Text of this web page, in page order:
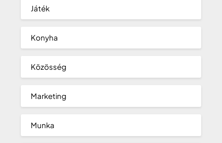
Játék
Konyha
Közösség
Marketing
Munka